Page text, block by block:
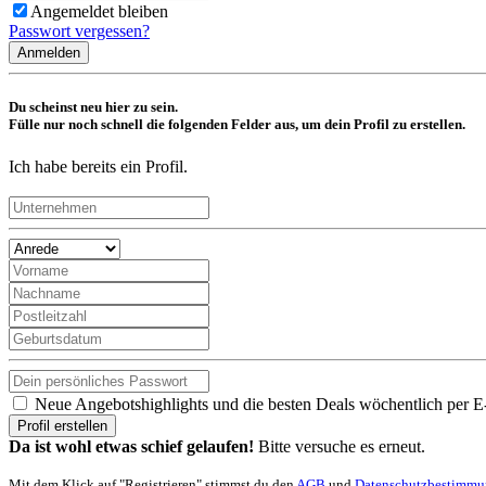
Angemeldet bleiben
Passwort vergessen?
Anmelden
Du scheinst neu hier zu sein.
Fülle nur noch schnell die folgenden Felder aus, um dein Profil zu erstellen.
Ich habe bereits ein Profil.
Neue Angebotshighlights und die besten Deals wöchentlich per
Profil erstellen
Da ist wohl etwas schief gelaufen! Bitte versuche es erneut.